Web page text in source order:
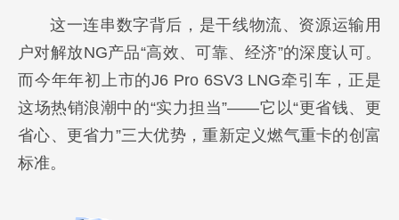
这一连串数字背后，是干线物流、资源运输用
户对解放NG产品“高效、可靠、经济”的深度认可。
而今年年初上市的J6 Pro 6SV3 LNG牵引车，正是
这场热销浪潮中的“实力担当”——它以“更省钱、更
省心、更省力”三大优势，重新定义燃气重卡的创富
标准。